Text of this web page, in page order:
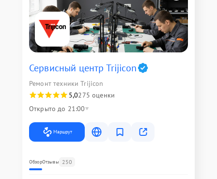
Сервисный центр Trijicon
Ремонт техники Trijicon
5,0275 оценки
Открыто до 21:00
Маршрут
ОбзорОтзывы 250